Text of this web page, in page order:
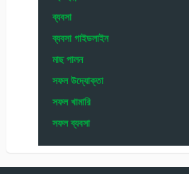
ব্যবসা
ব্যবসা গাইডলাইন
মাছ পালন
সফল উদ্যোক্তা
সফল খামারি
সফল ব্যবসা